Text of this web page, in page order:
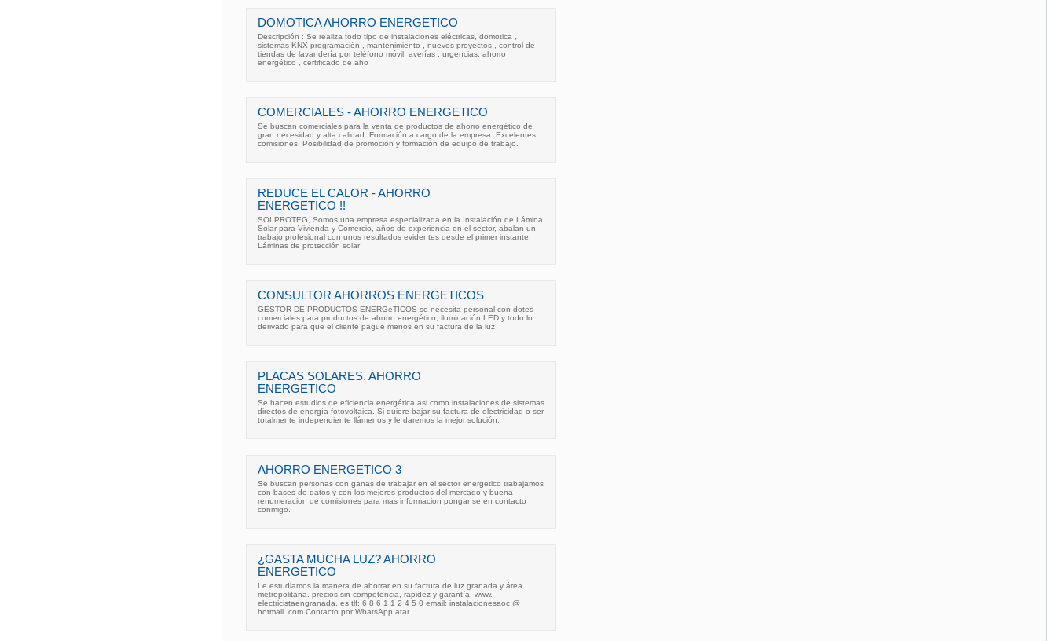
DOMOTICA AHORRO ENERGETICO
Descripción : Se realiza todo tipo de instalaciones eléctricas, domotica ,
sistemas KNX programación , mantenimiento , nuevos proyectos , control de
tiendas de lavandería por teléfono móvil, averías , urgencias, ahorro
energético , certificado de aho
COMERCIALES - AHORRO ENERGETICO
Se buscan comerciales para la venta de productos de ahorro energético de
gran necesidad y alta calidad. Formación a cargo de la empresa. Excelentes
comisiones. Posibilidad de promoción y formación de equipo de trabajo.
REDUCE EL CALOR - AHORRO
ENERGETICO !!
SOLPROTEG, Somos una empresa especializada en la Instalación de Lámina
Solar para Vivienda y Comercio, años de experiencia en el sector, abalan un
trabajo profesional con unos resultados evidentes desde el primer instante.
Láminas de protección solar
CONSULTOR AHORROS ENERGETICOS
GESTOR DE PRODUCTOS ENERGéTICOS se necesita personal con dotes
comerciales para productos de ahorro energético, iluminación LED y todo lo
derivado para que el cliente pague menos en su factura de la luz
PLACAS SOLARES. AHORRO
ENERGETICO
Se hacen estudios de eficiencia energética asi como instalaciones de sistemas
directos de energía fotovoltaica. Si quiere bajar su factura de electricidad o ser
totalmente independiente llámenos y le daremos la mejor solución.
AHORRO ENERGETICO 3
Se buscan personas con ganas de trabajar en el sector energetico trabajamos
con bases de datos y con los mejores productos del mercado y buena
renumeracion de comisiones para mas informacion ponganse en contacto
conmigo.
¿GASTA MUCHA LUZ? AHORRO
ENERGETICO
Le estudiamos la manera de ahorrar en su factura de luz granada y área
metropolitana. precios sin competencia, rapidez y garantía. www.
electricistaengranada. es tlf: 6 8 6 1 1 2 4 5 0 email: instalacionesaoc @
hotmail. com Contacto por WhatsApp atar